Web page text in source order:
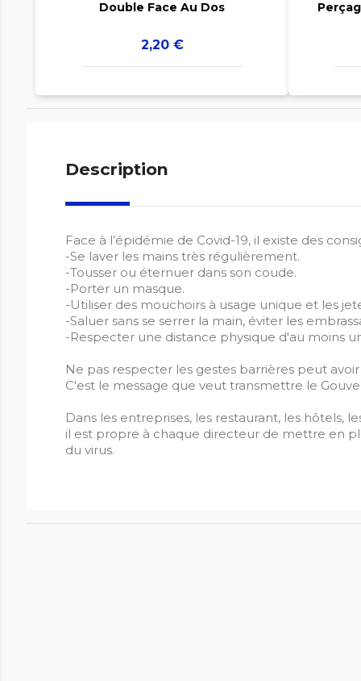
Double Face Au Dos
Prix
2,20 €
Description
Face à l’épidémie de Covid-19, il existe des
-Se laver les mains très régulièrement.
-Tousser ou éternuer dans son coude.
-Porter un masque.
-Utiliser des mouchoirs à usage unique et les
-Saluer sans se serrer la main, éviter les
-Respecter une distance physique d'au moins
Ne pas respecter les gestes barrières peut
C'est le message que veut transmettre le
Dans les entreprises, les restaurant, les hôtels,
il est propre à chaque directeur de mettre en
du virus.